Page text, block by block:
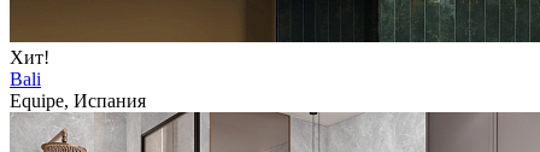
Хит!
Bali
Equipe, Испания